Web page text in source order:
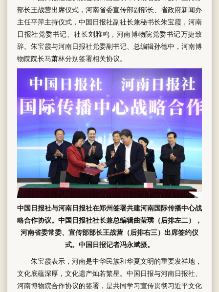
部长王战营出席仪式，河南省委宣传部副部长、省政府新闻办
主任平萍主持仪式，中国日报社副社长兼秘书长朱宝霞，河南
日报社党委书记、社长刘雅鸣，河南博物院党委书记万捷致
辞。朱宝霞与河南日报社党委副书记、总编辑孙德中，河南博
物院院长马萧林分别签署相关协议。
中国日报社与河南日报社在郑州签署共建河南国际传播中心战
略合作协议。中国日报社社长兼总编辑曲莹璞（后排左二），
河南省委常委、宣传部部长王战营（后排右三）出席签约仪
式。中国日报记者冯永斌摄。
朱宝霞表示，河南是中华民族和华夏文明的重要发祥地，
文化底蕴深厚，文化遗产灿若繁星。中国日报与河南日报社、
河南博物院合作协议的签署，是共同学习宣传贯彻习近平文化